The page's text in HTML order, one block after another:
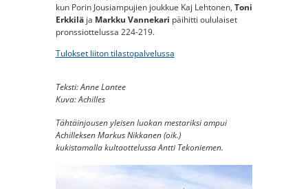
kun Porin Jousiampujien joukkue Kaj Lehtonen, Toni
Erkkiläja Markku Vannekari päihitti oululaiset
pronssiottelussa 224-219.
Tulokset liiton tilastopalvelussa
Teksti: Anne Lantee
Kuva: Achilles
Tähtäinjousen yleisen luokan mestariksi ampui
Achilleksen Markus Nikkanen (oik.)
kukistamalla kultaottelussa Antti Tekoniemen.